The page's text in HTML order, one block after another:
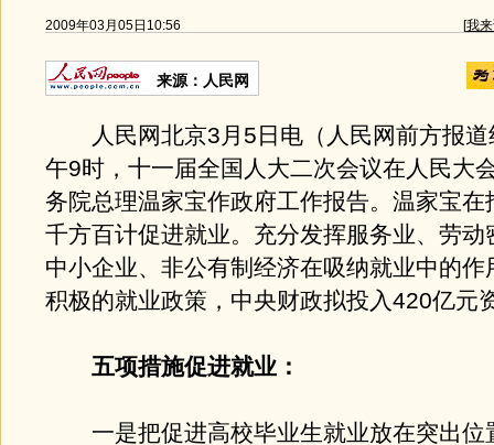
2009年03月05日10:56 [我
来源：人民网
人民网北京3月5日电（人民网前方报道
午9时，十一届全国人大二次会议在人民大
务院总理温家宝作政府工作报告。温家宝在
千方百计促进就业。充分发挥服务业、劳动
中小企业、非公有制经济在吸纳就业中的作
积极的就业政策，中央财政拟投入420亿元
五项措施促进就业：
一是把促进高校毕业生就业放在突出位